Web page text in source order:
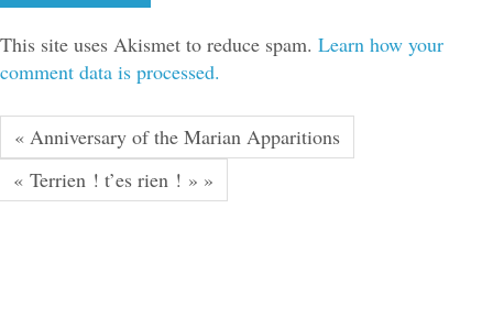
This site uses Akismet to reduce spam. Learn how your
comment data is processed.
« Anniversary of the Marian Apparitions
« Terrien ! t’es rien ! » »